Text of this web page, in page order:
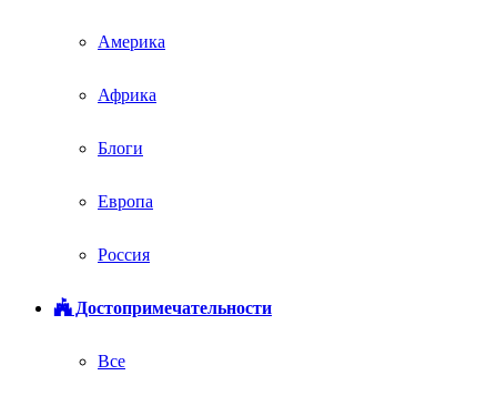
Америка
Африка
Блоги
Европа
Россия
Достопримечательности
Все